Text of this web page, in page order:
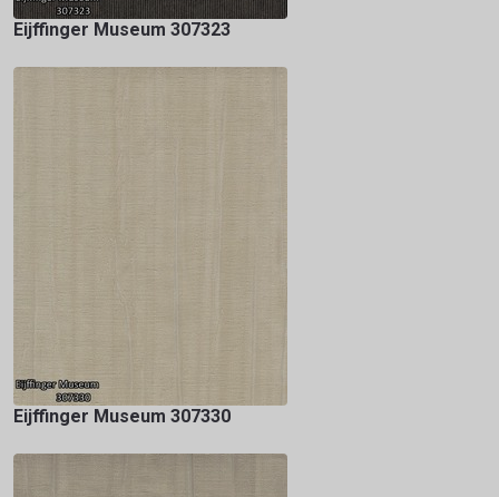
Eijffinger Museum 307323
Eijffinger Museum 307330